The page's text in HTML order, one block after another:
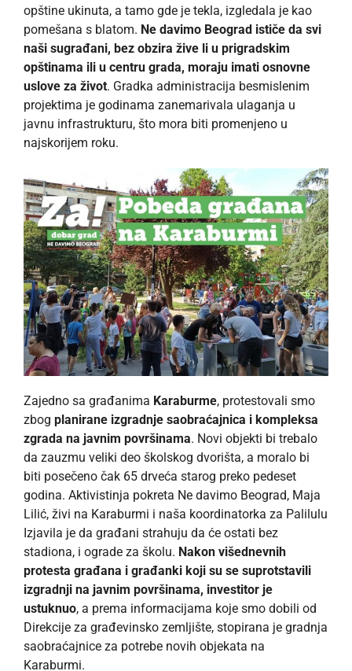
opštine ukinuta, a tamo gde je tekla, izgledala je kao
pomešana s blatom. Ne davimo Beograd ističe da svi
naši sugrađani, bez obzira žive li u prigradskim
opštinama ili u centru grada, moraju imati osnovne
uslove za život. Gradka administracija besmislenim
projektima je godinama zanemarivala ulaganja u
javnu infrastrukturu, što mora biti promenjeno u
najskorijem roku.
Zajedno sa građanima Karaburme, protestovali smo
zbog planirane izgradnje saobraćajnica i kompleksa
zgrada na javnim površinama. Novi objekti bi trebalo
da zauzmu veliki deo školskog dvorišta, a moralo bi
biti posečeno čak 65 drveća starog preko pedeset
godina. Aktivistinja pokreta Ne davimo Beograd, Maja
Lilić, živi na Karaburmi i naša koordinatorka za Palilulu
Izjavila je da građani strahuju da će ostati bez
stadiona, i ograde za školu. Nakon višednevnih
protesta građana i građanki koji su se suprotstavili
izgradnji na javnim površinama, investitor je
ustuknuo, a prema informacijama koje smo dobili od
Direkcije za građevinsko zemljište, stopirana je gradnja
saobraćajnice za potrebe novih objekata na
Karaburmi.